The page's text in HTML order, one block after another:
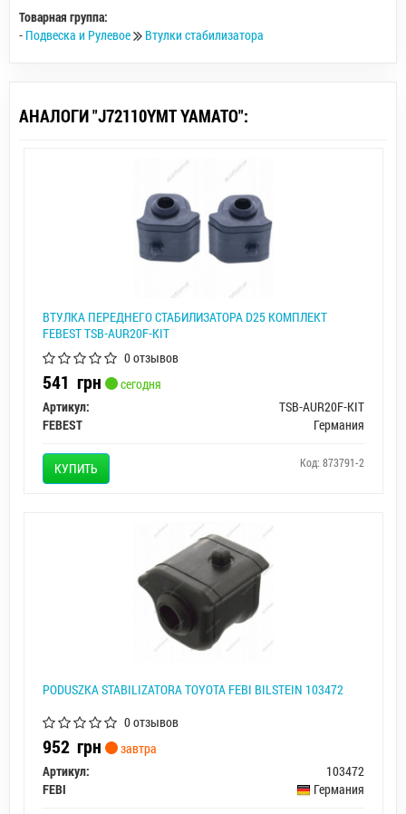
Товарная группа:
- Подвеска и Рулевое Втулки стабилизатора
АНАЛОГИ "J72110YMT YAMATO":
ВТУЛКА ПЕРЕДНЕГО СТАБИЛИЗАТОРА D25 КОМПЛЕКТ
FEBEST TSB-AUR20F-KIT
0 отзывов
541 грн
сегодня
Артикул:
TSB-AUR20F-KIT
FEBEST
Германия
КУПИТЬ Код: 873791-2
PODUSZKA STABILIZATORA TOYOTA FEBI BILSTEIN 103472
0 отзывов
952 грн
завтра
Артикул:
103472
FEBI
Германия